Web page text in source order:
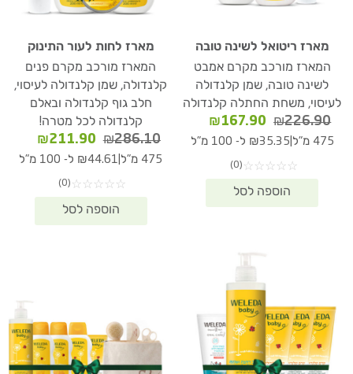
מארז ריטואל לשינה טובה
המארז מורכב מקרם אמבט
לשינה טובה, שמן קלנדולה
לעיסוי, משחת החתלה קלנדולה
₪226.90
המחיר
המקורי
₪226.90.
₪167.90
המחיר
הנוכחי
475 מ"ל ₪35.35 ל- 100 מ"ל
☆
☆
☆
☆
☆
(0)
מארז לחות לעור התינוק
המארז מורכב מקרם פנים
קלנדולה, שמן קלנדולה לעיסוי,
חלב גוף קלנדולה ובאלם
קלנדולה לכל מטרה!
₪286.10
המחיר
המקורי
₪286.10.
₪211.90
הנוכחי
475 מ"ל ₪44.61 ל- 100 מ"ל
☆
☆
☆
☆
☆
(0)